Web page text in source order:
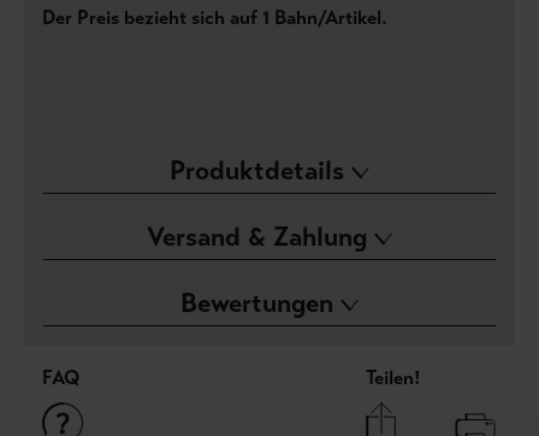
Der Preis bezieht sich auf 1 Bahn/Artikel.
Produktdetails
Versand & Zahlung
Bewertungen
FAQ Teilen!